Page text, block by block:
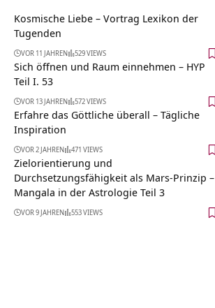
Kosmische Liebe – Vortrag Lexikon der
Tugenden
VOR 11 JAHREN 529 VIEWS
Sich öffnen und Raum einnehmen – HYP
Teil I. 53
VOR 13 JAHREN 572 VIEWS
Erfahre das Göttliche überall – Tägliche
Inspiration
VOR 2 JAHREN 471 VIEWS
Zielorientierung und
Durchsetzungsfähigkeit als Mars-Prinzip –
Mangala in der Astrologie Teil 3
VOR 9 JAHREN 553 VIEWS